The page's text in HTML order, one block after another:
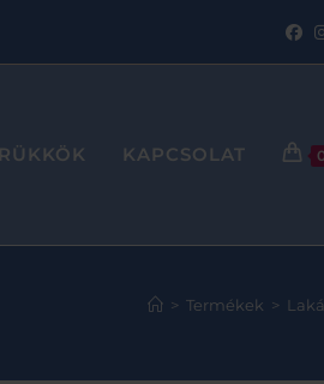
KAPCSOLAT
> Termékek >